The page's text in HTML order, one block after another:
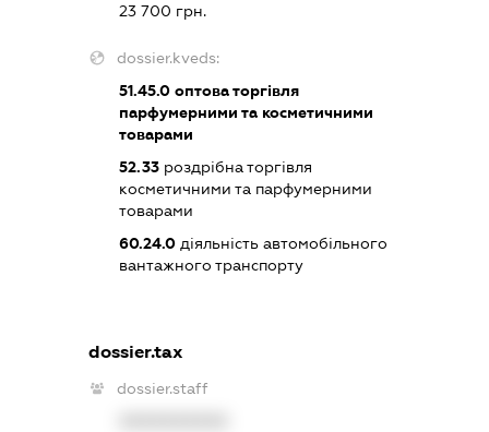
23 700 грн.
dossier.kveds:
51.45.0 оптова торгівля
парфумерними та косметичними
товарами
52.33 роздрібна торгівля
косметичними та парфумерними
товарами
60.24.0 діяльність автомобільного
вантажного транспорту
dossier.tax
dossier.staff